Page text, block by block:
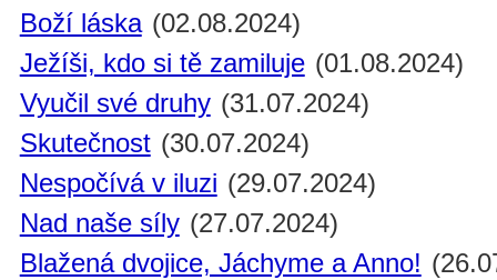
Boží láska (02.08.2024)
Ježíši, kdo si tě zamiluje (01.08.2024)
Vyučil své druhy (31.07.2024)
Skutečnost (30.07.2024)
Nespočívá v iluzi (29.07.2024)
Nad naše síly (27.07.2024)
Blažená dvojice, Jáchyme a Anno!